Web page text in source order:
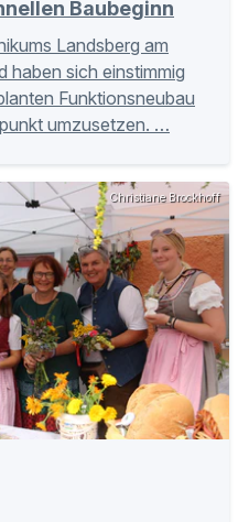
Baubeginn
Landsberg am
haben sich einstimmig
Funktionsneubau
umzusetzen. …
Christiane Brockhoff